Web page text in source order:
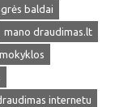
baldai
mano draudimas.lt
internetu